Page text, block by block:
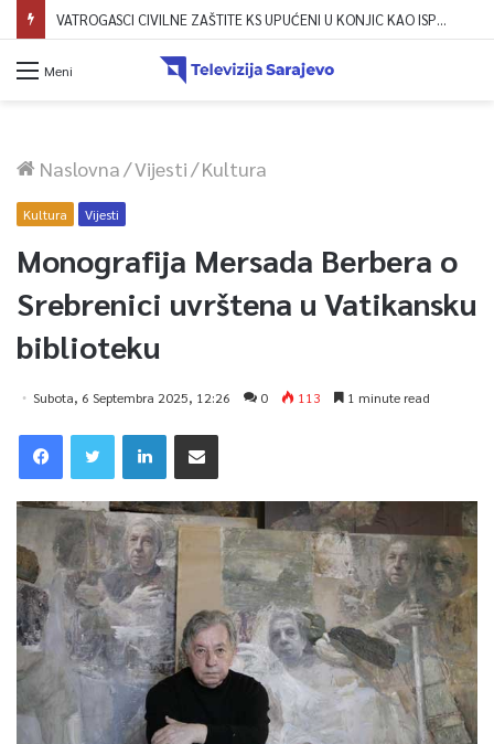
VATROGASCI CIVILNE ZAŠTITE KS UPUĆENI U KONJIC KAO ISPOMOĆ U GAŠENJU POŽARA
Meni
Naslovna/Vijesti/Kultura
Kultura Vijesti
Monografija Mersada Berbera o
Srebrenici uvrštena u Vatikansku
biblioteku
Subota, 6 Septembra 2025, 12:26 0 113 1 minute read